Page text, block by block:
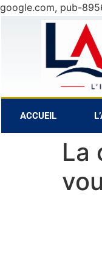
google.com, pub-
ACCUEIL
La